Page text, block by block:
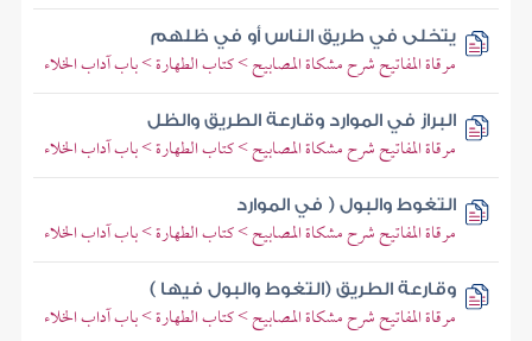
يتخلى في طريق الناس أو في ظلهم
مرقاة المفاتيح شرح مشكاة المصابيح > كتاب الطهارة > باب آداب الخلاء
البراز في الموارد وقارعة الطريق والظل
مرقاة المفاتيح شرح مشكاة المصابيح > كتاب الطهارة > باب آداب الخلاء
التغوط والبول ( في الموارد
مرقاة المفاتيح شرح مشكاة المصابيح > كتاب الطهارة > باب آداب الخلاء
وقارعة الطريق (التغوط والبول فيها )
مرقاة المفاتيح شرح مشكاة المصابيح > كتاب الطهارة > باب آداب الخلاء